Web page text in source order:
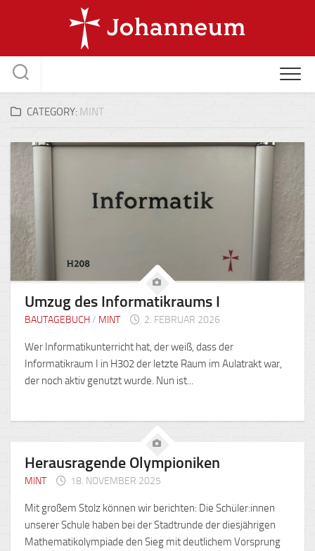
CATEGORY: MINT
Umzug des Informatikraums I
BAUTAGEBUCH/ MINT 2. FEBRUAR 2026
Wer Informatikunterricht hat, der weiß, dass der
Informatikraum I in H302 der letzte Raum im Aulatrakt war,
der noch aktiv genutzt wurde. Nun ist...
Herausragende Olympioniken
MINT 18. NOVEMBER 2025
Mit großem Stolz können wir berichten: Die Schüler:innen
unserer Schule haben bei der Stadtrunde der diesjährigen
Mathematikolympiade den Sieg mit deutlichem Vorsprung